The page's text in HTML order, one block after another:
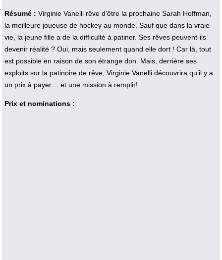
Résumé : Virginie Vanelli rêve d’être la prochaine Sarah Hoffman,
la meilleure joueuse de hockey au monde. Sauf que dans la vraie
vie, la jeune fille a de la difficulté à patiner. Ses rêves peuvent-ils
devenir réalité ? Oui, mais seulement quand elle dort ! Car là, tout
est possible en raison de son étrange don. Mais, derrière ses
exploits sur la patinoire de rêve, Virginie Vanelli découvrira qu’il y a
un prix à payer… et une mission à remplir!
Prix et nominations :